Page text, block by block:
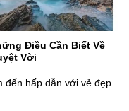
Điều Cần Biết Về
Vời
đến hấp dẫn với vẻ đẹp